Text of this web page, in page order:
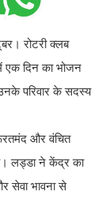
रोटरी क्लब
एक दिन का भोजन
परिवार के सदस्य
और वंचित
लड्डा ने केंद्र का
सेवा भावना से